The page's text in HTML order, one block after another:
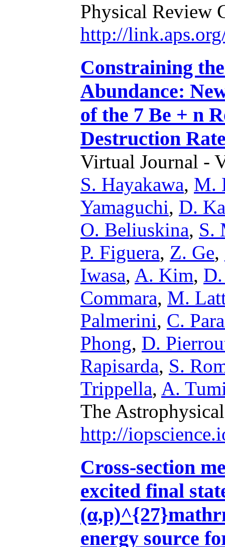
Physical Review
http://
Constraining
Abundance:
of the 7 Be + n
Destruction
Virtual Journal -
S. Hayakawa, M.
Yamaguchi, D.
O. Beliuskina, S.
P. Figuera, Z. Ge,
Iwasa, A. Kim,
Commara, M.
Palmerini, C.
Phong, D.
Rapisarda, S.
Trippella, A.
The
http://
Cross-section
excited final
energy source